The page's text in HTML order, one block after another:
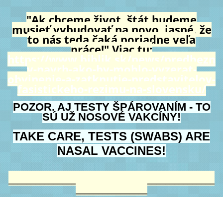
"Ak chceme život, štát budeme
musieť vybudovať na novo, jasné, že
to nás teda čaká poriadne veľa
práce!" Viac tu:
https://www.biblik.sk/news/predbezn
y-navrh-ako-by-mohlo-vyzerat-
obvinenie-a-zatknutie-predstavitelov-
fasistickeho-rezimu-na-slovensku/
POZOR, AJ TESTY ŠPÁROVANÍM - TO
SÚ UŽ NOSOVÉ VAKCÍNY!
TAKE CARE, TESTS (SWABS) ARE
NASAL VACCINES!